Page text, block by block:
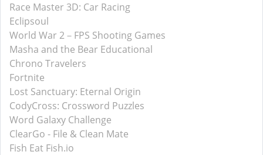
Race Master 3D: Car Racing
Eclipsoul
World War 2－FPS Shooting Games
Masha and the Bear Educational
Chrono Travelers
Fortnite
Lost Sanctuary: Eternal Origin
CodyCross: Crossword Puzzles
Word Galaxy Challenge
ClearGo - File & Clean Mate
Fish Eat Fish.io